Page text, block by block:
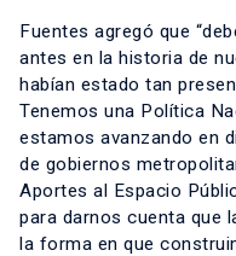
Fuentes agregó que
antes en la historia de
habían estado tan
Tenemos una Política
estamos avanzando en
de gobiernos
Aportes al Espacio
para darnos cuenta que
la forma en que